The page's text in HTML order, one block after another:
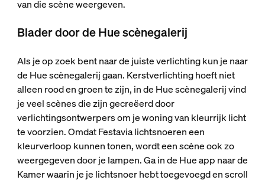
van die scène weergeven.
Blader door de Hue scènegalerij
Als je op zoek bent naar de juiste verlichting kun je naar
de Hue scènegalerij gaan. Kerstverlichting hoeft niet
alleen rood en groen te zijn, in de Hue scènegalerij vind
je veel scènes die zijn gecreëerd door
verlichtingsontwerpers om je woning van kleurrijk licht
te voorzien. Omdat Festavia lichtsnoeren een
kleurverloop kunnen tonen, wordt een scène ook zo
weergegeven door je lampen. Ga in de Hue app naar de
Kamer waarin je je lichtsnoer hebt toegevoegd en scroll